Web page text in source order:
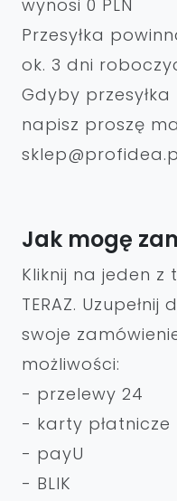
wynosi 0 PLN
Przesyłka
ok. 3 dni
Gdyby
napisz proszę
Jak mogę
Kliknij na jeden z
TERAZ.
swoje
możliwości:
- przelewy 24
- karty płatnicze
- payU
- BLIK